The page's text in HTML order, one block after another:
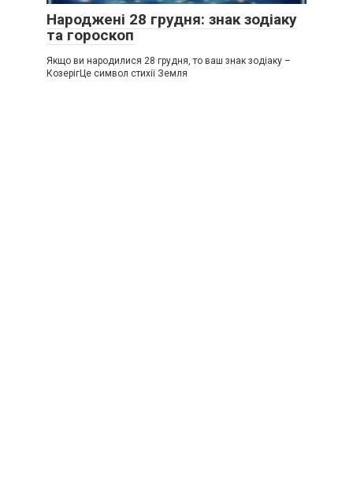
Народжені 28 грудня: знак зодіаку
та гороскоп
Якщо ви народилися 28 грудня, то ваш знак зодіаку –
КозерігЦе символ стихії Земля